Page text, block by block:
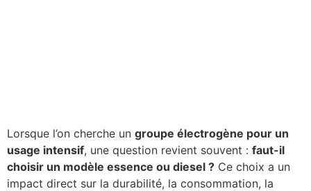
Lorsque l’on cherche un groupe électrogène pour un
usage intensif, une question revient souvent : faut-il
choisir un modèle essence ou diesel ? Ce choix a un
impact direct sur la durabilité, la consommation, la